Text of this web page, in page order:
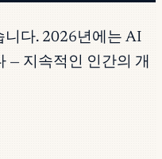
니다. 2026년에는 AI
— 지속적인 인간의 개